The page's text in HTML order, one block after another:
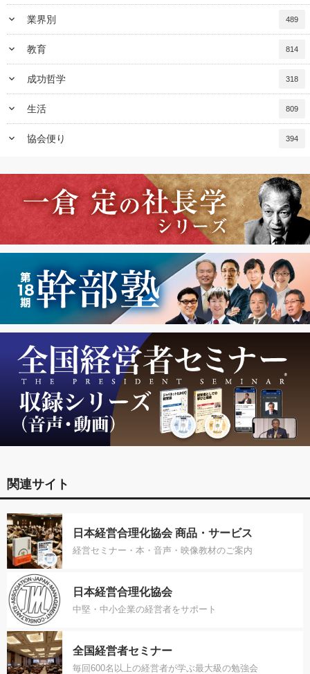
keyboard_arrow_down 業界別 489
keyboard_arrow_down 教育 814
keyboard_arrow_down 成功哲学 318
keyboard_arrow_down 生活 809
keyboard_arrow_down 協会便り 394
関連サイト
日本経営合理化協会 商品・サービス
経営セミナー・本・音声・映像教材のご案内
日本経営合理化協会
中堅・中小企業の経営者をサポート
全国経営者セミナー
毎回600名以上の経営者が学ぶ最大級の勉強会